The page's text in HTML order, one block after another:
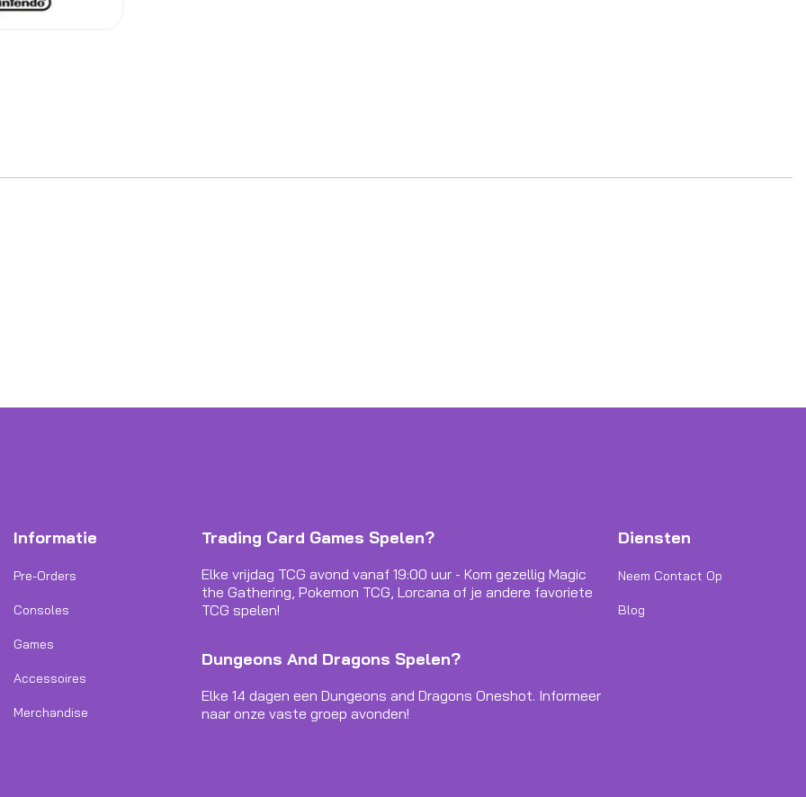
Informatie
Pre-Orders
Consoles
Games
Accessoires
Merchandise
Trading Card Games Spelen?
Elke vrijdag TCG avond vanaf 19:00 uur - Kom gezellig Magic
the Gathering, Pokemon TCG, Lorcana of je andere favoriete
TCG spelen!
Dungeons And Dragons Spelen?
Elke 14 dagen een Dungeons and Dragons Oneshot. Informeer
naar onze vaste groep avonden!
Diensten
Neem Contact Op
Blog